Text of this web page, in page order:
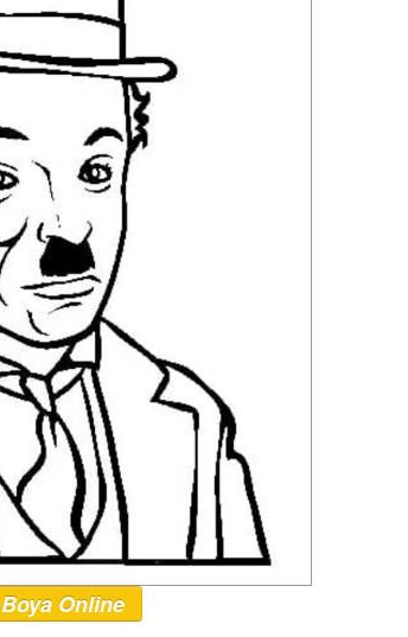
Boya Online